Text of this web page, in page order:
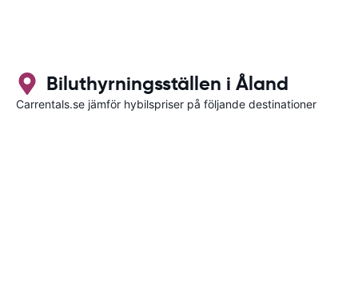
Biluthyrningsställen i Åland
Carrentals.se jämför hybilspriser på följande destinationer